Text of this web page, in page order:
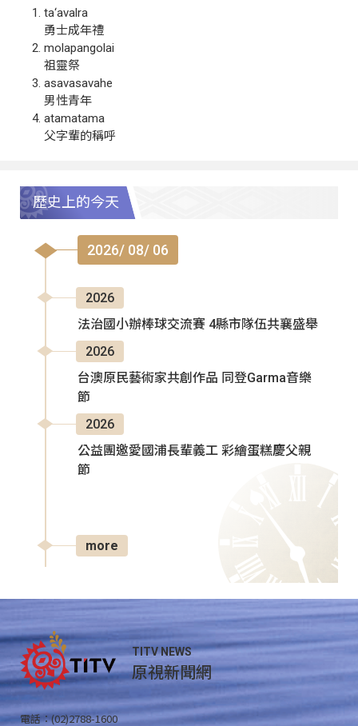
ta‘avalra
勇士成年禮
molapangolai
祖靈祭
asavasavahe
男性青年
atamatama
父字輩的稱呼
歷史上的今天
2026/ 08/ 06
2026
法治國小辦棒球交流賽 4縣市隊伍共襄盛舉
2026
台澳原民藝術家共創作品 同登Garma音樂
節
2026
公益團邀愛國浦長輩義工 彩繪蛋糕慶父親
節
more
TITV NEWS
原視新聞網
電話：(02)2788-1600